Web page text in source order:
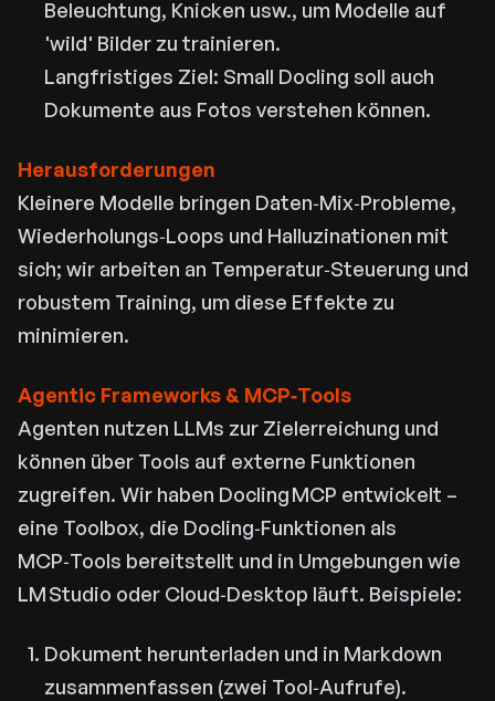
Beleuchtung, Knicken usw., um Modelle auf
'wild' Bilder zu trainieren.
Langfristiges Ziel: Small Docling soll auch
Dokumente aus Fotos verstehen können.
Herausforderungen
Kleinere Modelle bringen Daten‑Mix‑Probleme,
Wiederholungs‑Loops und Halluzinationen mit
sich; wir arbeiten an Temperatur‑Steuerung und
robustem Training, um diese Effekte zu
minimieren.
Agentic Frameworks & MCP‑Tools
Agenten nutzen LLMs zur Zielerreichung und
können über Tools auf externe Funktionen
zugreifen. Wir haben Docling MCP entwickelt –
eine Toolbox, die Docling‑Funktionen als
MCP‑Tools bereitstellt und in Umgebungen wie
LM Studio oder Cloud‑Desktop läuft. Beispiele:
Dokument herunterladen und in Markdown
zusammenfassen (zwei Tool‑Aufrufe).